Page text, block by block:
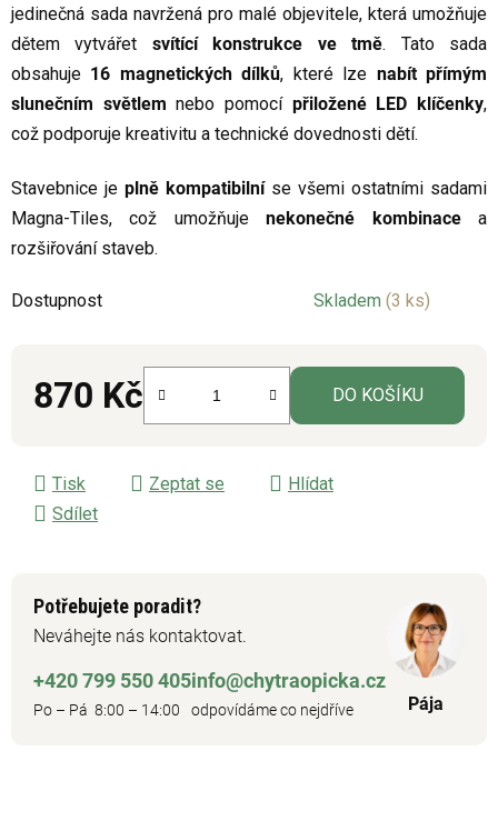
0,0
z
5
hvězdiček.
jedinečná sada navržená pro malé objevitele, která umožňuje
dětem vytvářet svítící konstrukce ve tmě. Tato sada
obsahuje 16 magnetických dílků, které lze nabít přímým
slunečním světlem nebo pomocí přiložené LED klíčenky,
což podporuje kreativitu a technické dovednosti dětí.
Stavebnice je plně kompatibilníse všemi ostatními sadami
Magna-Tiles, což umožňujenekonečné kombinacea
rozšiřování staveb.
Dostupnost Skladem (3 ks)
870 Kč DO KOŠÍKU
Tisk Zeptat se
Hlídat
Sdílet
Potřebujete poradit?
Neváhejte nás kontaktovat.
+420 799 550 405
Po – Pá 8:00 – 14:00
info@chytraopicka.cz
odpovídáme co nejdříve Pája